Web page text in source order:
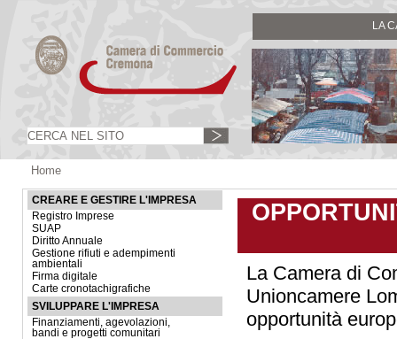
LA
Home
CREARE E GESTIRE L'IMPRESA
Registro Imprese
SUAP
Diritto Annuale
Gestione rifiuti e adempimenti
ambientali
Firma digitale
Carte cronotachigrafiche
SVILUPPARE L'IMPRESA
Finanziamenti, agevolazioni,
bandi e progetti comunitari
La Camera di
Unioncamere
opportunità